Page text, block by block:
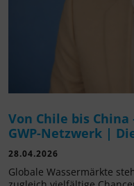
Von Chile bis
GWP-Netzwerk |
28.04.2026
Globale Wassermärkte